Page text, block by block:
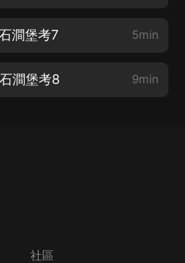
澗堡考7 5min
澗堡考8 9min
社區